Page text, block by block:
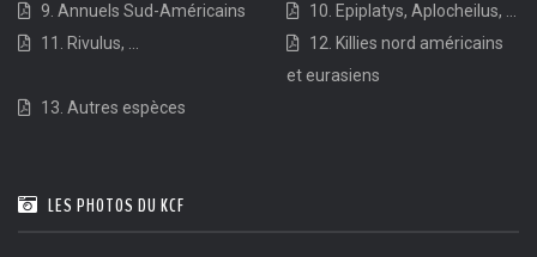
9. Annuels Sud-Américains
10. Epiplatys, Aplocheilus, ...
11. Rivulus, ...
12. Killies nord américains
et eurasiens
13. Autres espèces
LES PHOTOS DU KCF